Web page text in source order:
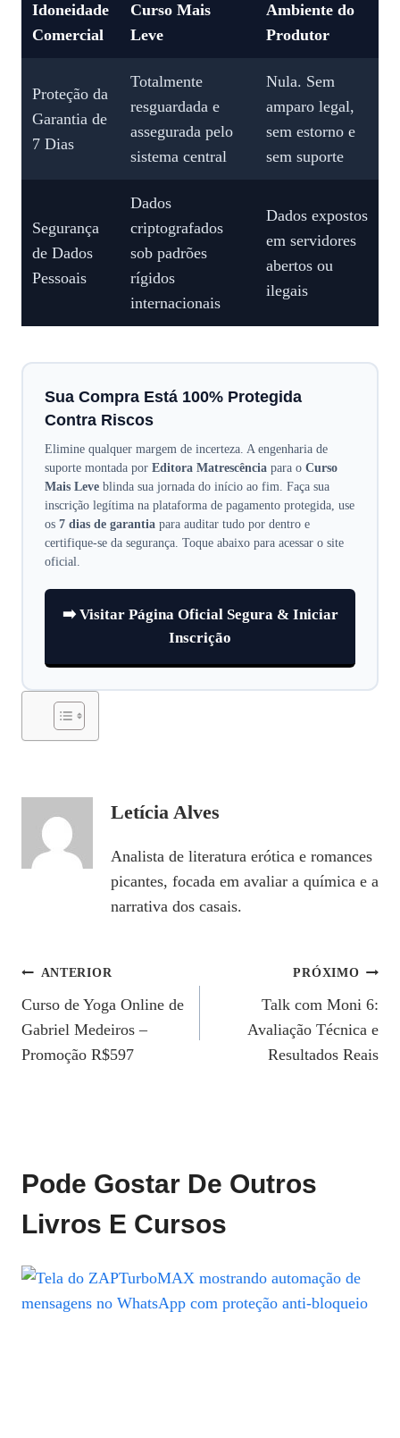
Idoneidade
Comercial
Curso Mais
Leve
Ambiente do
Produtor
Proteção da
Garantia de
7 Dias
Totalmente
resguardada e
assegurada pelo
sistema central
Nula. Sem
amparo legal,
sem estorno e
sem suporte
Segurança
de Dados
Pessoais
Dados
criptografados
sob padrões
rígidos
internacionais
Dados expostos
em servidores
abertos ou
ilegais
Sua Compra Está 100% Protegida
Contra Riscos
Elimine qualquer margem de incerteza. A engenharia de
suporte montada por Editora Matrescência para o Curso
Mais Leve blinda sua jornada do início ao fim. Faça sua
inscrição legítima na plataforma de pagamento protegida, use
os 7 dias de garantia para auditar tudo por dentro e
certifique-se da segurança. Toque abaixo para acessar o site
oficial.
➡️ Visitar Página Oficial Segura & Iniciar
Inscrição
Letícia Alves
Analista de literatura erótica e romances
picantes, focada em avaliar a química e a
narrativa dos casais.
Navegação
De
Post
ANTERIOR
Curso de Yoga Online de
Gabriel Medeiros –
Promoção R$597
PRÓXIMO
Talk com Moni 6:
Avaliação Técnica e
Resultados Reais
Pode Gostar De Outros
Livros E Cursos